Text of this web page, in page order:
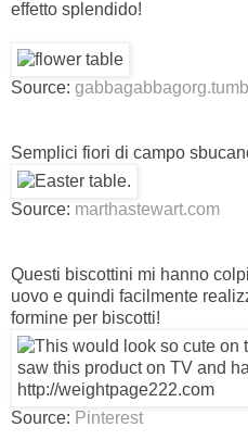
effetto splendido!
Source:
Semplici fiori di campo
Source: marthastewart.com
Questi biscottini mi hanno
uovo e quindi facilmente
formine per biscotti!
Source: Pinterest